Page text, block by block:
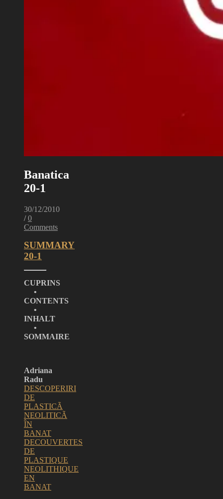
Banatica
20-1
30/12/2010
/ 0
Comments
SUMMARY
20-1
CUPRINS
•
CONTENTS
•
INHALT
•
SOMMAIRE
Adriana
Radu
DESCOPERIRI
DE
PLASTICÃ
NEOLITICÃ
ÎN
BANAT
DECOUVERTES
DE
PLASTIQUE
NEOLITHIQUE
EN
BANAT